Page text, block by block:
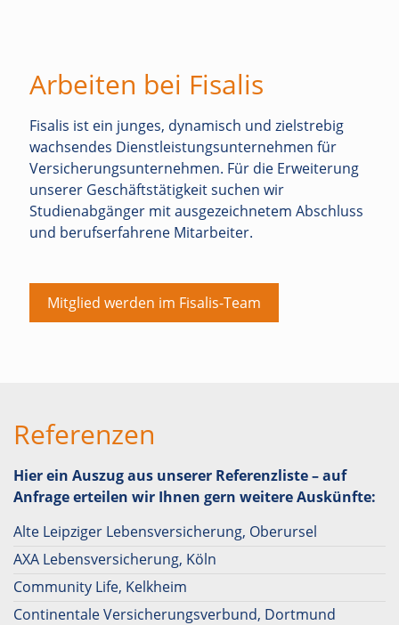
Arbeiten bei Fisalis
Fisalis ist ein junges, dynamisch und zielstrebig
wachsendes Dienstleistungsunternehmen für
Versicherungsunternehmen. Für die Erweiterung
unserer Geschäftstätigkeit suchen wir
Studienabgänger mit ausgezeichnetem Abschluss
und berufserfahrene Mitarbeiter.
Mitglied werden im Fisalis-Team
Referenzen
Hier ein Auszug aus unserer Referenzliste – auf
Anfrage erteilen wir Ihnen gern weitere Auskünfte:
Alte Leipziger Lebensversicherung, Oberursel
AXA Lebensversicherung, Köln
Community Life, Kelkheim
Continentale Versicherungsverbund, Dortmund